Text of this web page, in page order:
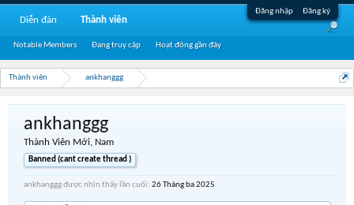
Đăng nhập Đăng ký
Thành viên ankhanggg
ankhanggg
Thành Viên Mới, Nam
Banned (cant create thread )
ankhanggg được nhìn thấy lần cuối: 26 Tháng ba 2025
Diễn đàn Thành viên
Notable Members Đang truy cập Hoạt động gần đây